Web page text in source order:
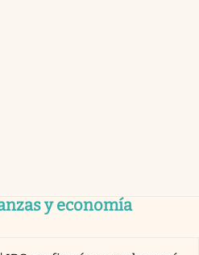
y economía